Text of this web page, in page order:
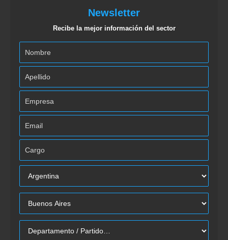
Newsletter
Recibe la mejor información del sector